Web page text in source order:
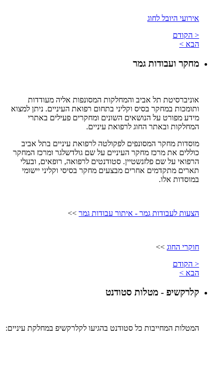
אירועי היובל לחוג
< הקודם
הבא >
מחקר ועבודות גמר
אוניברסיטת תל אביב והמחלקות המסונפות אליה מעודדות
ותומכות במחקר בסיס וקליני בתחום רפואת העיניים. ניתן למצוא
מידע מפורט על הנושאים השונים ומחקרים פעילים באתרי
המחלקות ובאתר החוג לרפואת עיניים.
מוסדות מחקר המסונפים לפקולטה לרפואת עיניים בתל אביב
כוללים את מרכז מחקר העיניים על שם גולדשלגר ומרכז המחקר
הרפואי על שם פלזנשטיין. סטודנטים לרפואה, רופאים, ובעלי
תארים מתקדמים אחרים מבצעים מחקר בסיסי וקליני יישומי
במוסדות אלו.
הצעות לעבודות גמר - איתור עבודות גמר >>
חוקרי החוג >>
< הקודם
הבא >
קלרקשיפ - מטלות סטודנט
המטלות המחייבות כל סטודנט בהגיעו לקלרקשיפ במחלקת עיניים: